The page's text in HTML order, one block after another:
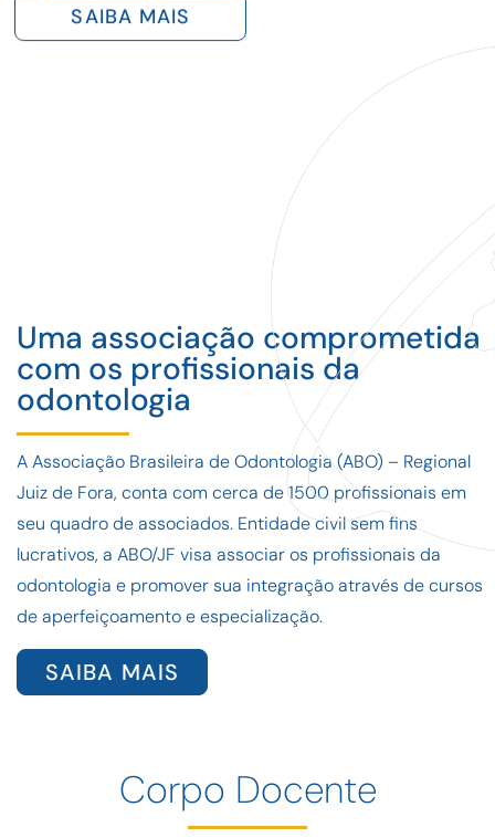
SAIBA MAIS
Uma associação comprometida
com os profissionais da
odontologia
A Associação Brasileira de Odontologia (ABO) – Regional
Juiz de Fora, conta com cerca de 1500 profissionais em
seu quadro de associados. Entidade civil sem fins
lucrativos, a ABO/JF visa associar os profissionais da
odontologia e promover sua integração através de cursos
de aperfeiçoamento e especialização.
SAIBA MAIS
Corpo Docente